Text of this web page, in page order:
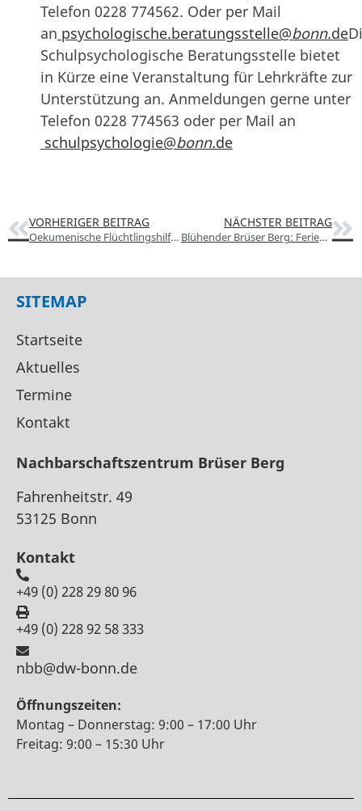
Telefon 0228 774562. Oder per Mail
an psychologische.beratungsstelle@bonn.de
Schulpsychologische Beratungsstelle bietet
in Kürze eine Veranstaltung für Lehrkräfte zur
Unterstützung an. Anmeldungen gerne unter
Telefon 0228 774563 oder per Mail an
schulpsychologie@bonn.de
VORHERIGER BEITRAG
Oekumenische Flüchtlingshilfe: Begegnungscafé Brüser Berg
NÄCHSTER BEITRAG
Blühender Brüser Berg: Ferienaktion
SITEMAP
Startseite
Aktuelles
Termine
Kontakt
Nachbarschaftszentrum Brüser Berg
Fahrenheitstr. 49
53125 Bonn
Kontakt
+49 (0) 228 29 80 96
+49 (0) 228 92 58 333
nbb@dw-bonn.de
Öffnungszeiten:
Montag – Donnerstag: 9:00 – 17:00 Uhr
Freitag: 9:00 – 15:30 Uhr